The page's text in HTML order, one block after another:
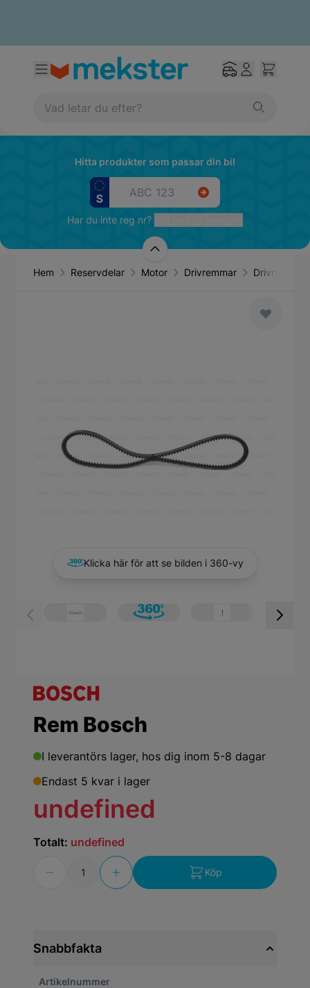
Hitta produkter som passar din bil
Har du inte reg nr?
Hem Reservdelar Motor Drivremmar Drivrem
Klicka här för att se bilden i 360-vy
View larger image
View larger image
View larger
Rem Bosch
I leverantörs lager, hos dig inom 5-8 dagar
Endast 5 kvar i lager
Totalt: undefined
Köp
undefined
Snabbfakta
Artikelnummer